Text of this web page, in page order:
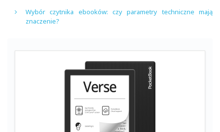
Wybór czytnika ebooków: czy parametry techniczne mają
znaczenie?